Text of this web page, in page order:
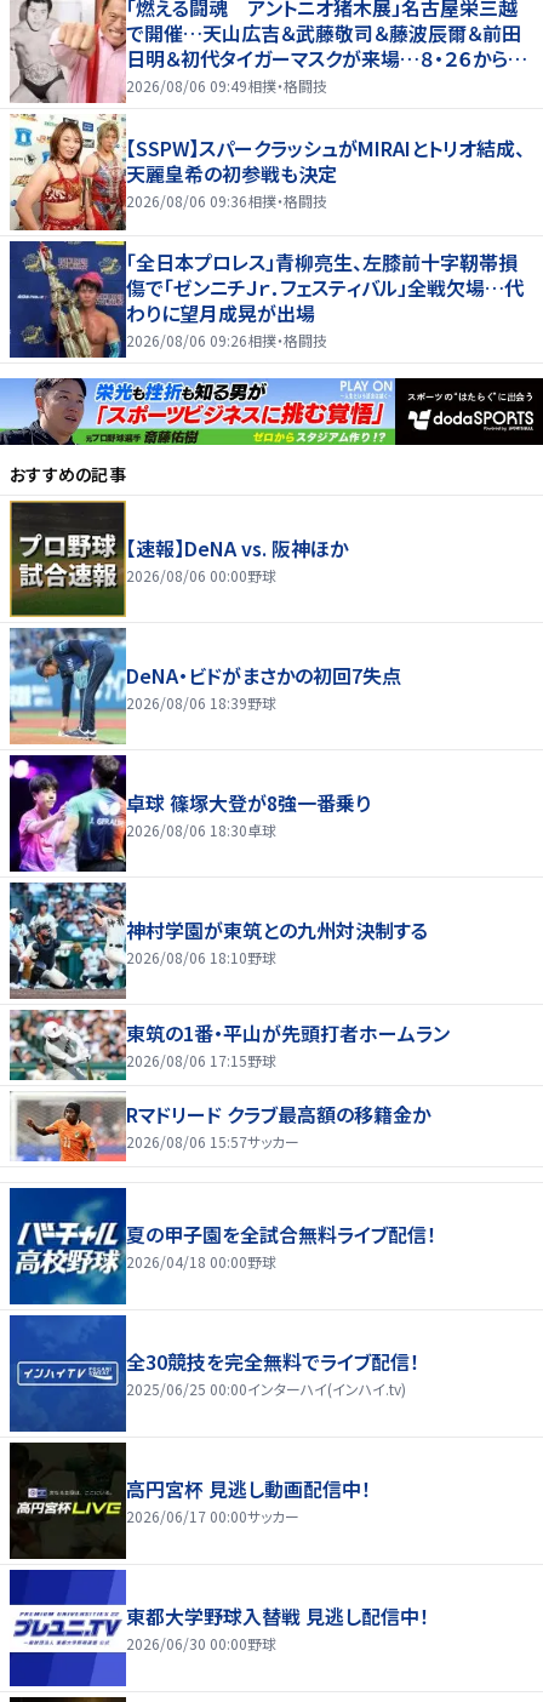
「燃える闘魂 アントニオ猪木展」名古屋栄三越
で開催…天山広吉＆武藤敬司＆藤波辰爾＆前田
日明＆初代タイガーマスクが来場…８・２６から９・
７まで
2026/08/06 09:49相撲・格闘技
【SSPW】スパークラッシュがMIRAIとトリオ結成、
天麗皇希の初参戦も決定
2026/08/06 09:36相撲・格闘技
「全日本プロレス」青柳亮生、左膝前十字靭帯損
傷で「ゼンニチＪｒ．フェスティバル」全戦欠場…代
わりに望月成晃が出場
2026/08/06 09:26相撲・格闘技
おすすめの記事
【速報】DeNA vs. 阪神ほか
2026/08/06 00:00野球
DeNA・ビドがまさかの初回7失点
2026/08/06 18:39野球
卓球 篠塚大登が8強一番乗り
2026/08/06 18:30卓球
神村学園が東筑との九州対決制する
2026/08/06 18:10野球
東筑の1番・平山が先頭打者ホームラン
2026/08/06 17:15野球
Rマドリード クラブ最高額の移籍金か
2026/08/06 15:57サッカー
夏の甲子園を全試合無料ライブ配信！
2026/04/18 00:00野球
全30競技を完全無料でライブ配信！
2025/06/25 00:00インターハイ(インハイ.tv)
高円宮杯 見逃し動画配信中！
2026/06/17 00:00サッカー
東都大学野球入替戦 見逃し配信中！
2026/06/30 00:00野球